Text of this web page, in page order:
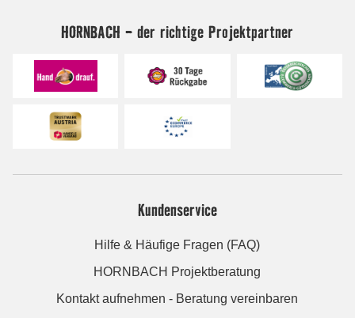
HORNBACH - der richtige Projektpartner
Kundenservice
Hilfe & Häufige Fragen (FAQ)
HORNBACH Projektberatung
Kontakt aufnehmen - Beratung vereinbaren